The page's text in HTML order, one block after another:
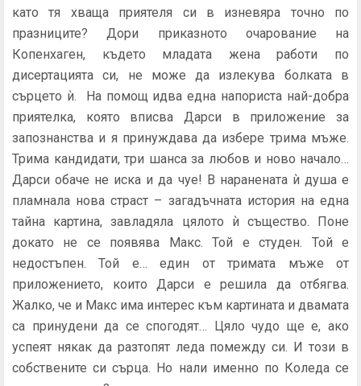
като тя хваща приятеля си в изневяра точно по
празниците? Дори приказното очарование на
Копенхаген, където младата жена работи по
дисертацията си, не може да излекува болката в
сърцето ѝ. На помощ идва една напориста най-добра
приятелка, която вписва Дарси в приложение за
запознанства и я принуждава да избере трима мъже.
Трима кандидати, три шанса за любов и ново начало…
Дарси обаче не иска и да чуе! В наранената ѝ душа е
пламнала нова страст – загадъчната история на една
тайна картина, завладяла цялото ѝ същество. Поне
докато не се появява Макс. Той е студен. Той е
недостъпен. Той е… един от тримата мъже от
приложението, които Дарси е решила да отбягва.
Жалко, че и Макс има интерес към картината и двамата
са принудени да се спогодят… Цяло чудо ще е, ако
успеят някак да разтопят леда помежду си. И този в
собствените си сърца. Но нали именно по Коледа се